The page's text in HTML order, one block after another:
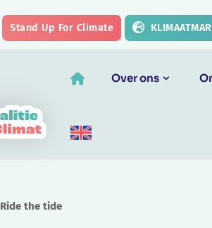
Stand Up For Climate
Over ons
Ride the tide